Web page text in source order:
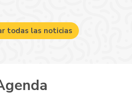
todas las noticias